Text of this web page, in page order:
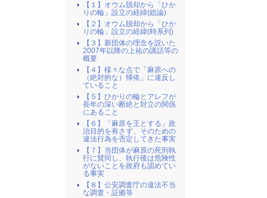
【１】オウム脱却から「ひか
りの輪」設立の経緯(総論)
【２】オウム脱却から「ひか
りの輪」設立の経緯(時系列)
【３】新団体の理念を説いた
2007年以降の上祐の講話等の
概要
【４】様々な点で「麻原への
（絶対的な）帰依」に違反し
ていること
【５】ひかりの輪とアレフが
長年の深い断絶と対立の関係
にあること
【６】「麻原を王とする」政
治目的を有さず、そのための
違法行為を否定してきた事実
【７】当団体が麻原の死刑執
行に賛同し、執行後は危険性
がないことを政府も認めてい
る事実
【８】公安調査庁の違法不当
な調査・証拠等